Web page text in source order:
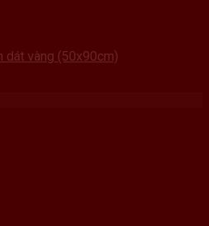
dát vàng (50x90cm)